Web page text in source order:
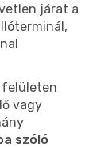
járat a
felületen
vagy
szóló